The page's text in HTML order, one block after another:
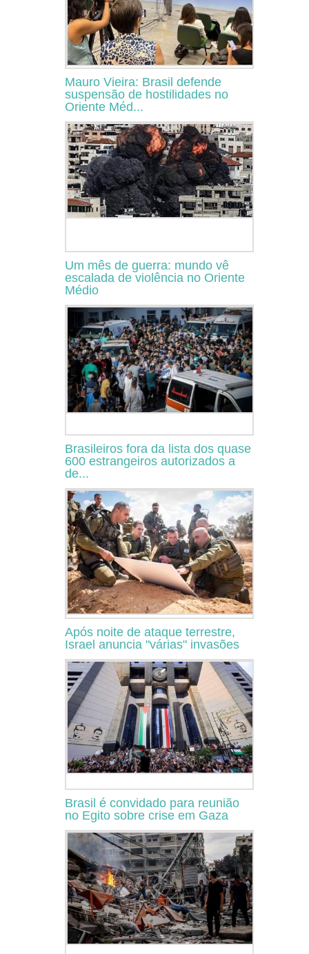
Mauro Vieira: Brasil defende
suspensão de hostilidades no
Oriente Méd...
Um mês de guerra: mundo vê
escalada de violência no Oriente
Médio
Brasileiros fora da lista dos quase
600 estrangeiros autorizados a
de...
Após noite de ataque terrestre,
Israel anuncia "várias" invasões
Brasil é convidado para reunião
no Egito sobre crise em Gaza